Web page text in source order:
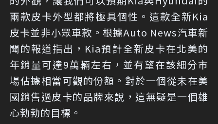
兩款皮卡外型都將極具個性。這款全新Kia
皮卡並非小眾車款。根據Auto News汽車新
聞的報道指出，Kia預計全新皮卡在北美的
年銷量可達9萬輛左右，並有望在該細分市
場佔據相當可觀的份額。對於一個從未在美
國銷售過皮卡的品牌來說，這無疑是一個雄
心勃勃的目標。